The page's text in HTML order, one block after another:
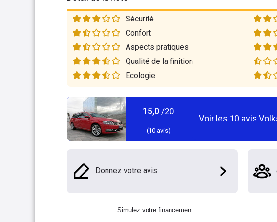
Sécurité
Confort
Aspects pratiques
Qualité de la finition
Ecologie
15,0 /20
(10 avis)
Voir les 10 avis
Donnez votre avis
Simulez votre financement